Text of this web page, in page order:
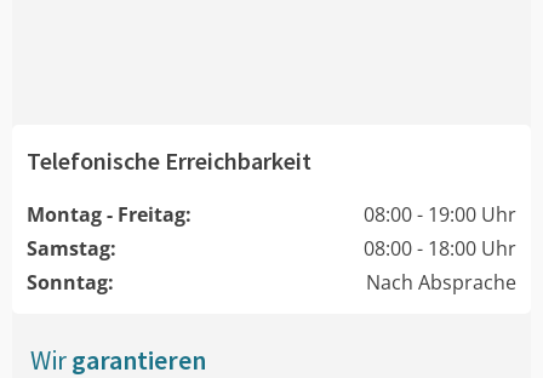
Telefonische Erreichbarkeit
Montag - Freitag:
08:00 - 19:00 Uhr
Samstag:
08:00 - 18:00 Uhr
Sonntag:
Nach Absprache
Wirgarantieren